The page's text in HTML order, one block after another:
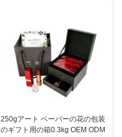
250gアート ペーパーの花の包装
のギフト用の箱0.3kg OEM ODM